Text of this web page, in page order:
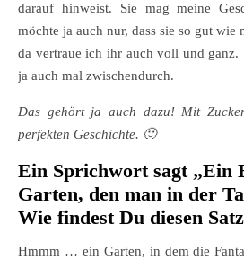
darauf hinweist. Sie mag meine
möchte ja auch nur, dass sie so gut wie
da vertraue ich ihr auch voll und
ja auch mal zwischendurch.
Das gehört ja auch dazu! Mit
perfekten Geschichte. 🙂
Ein Sprichwort sagt „Ein
Garten, den man in der
Wie findest Du diesen
Hmmm … ein Garten, in dem die